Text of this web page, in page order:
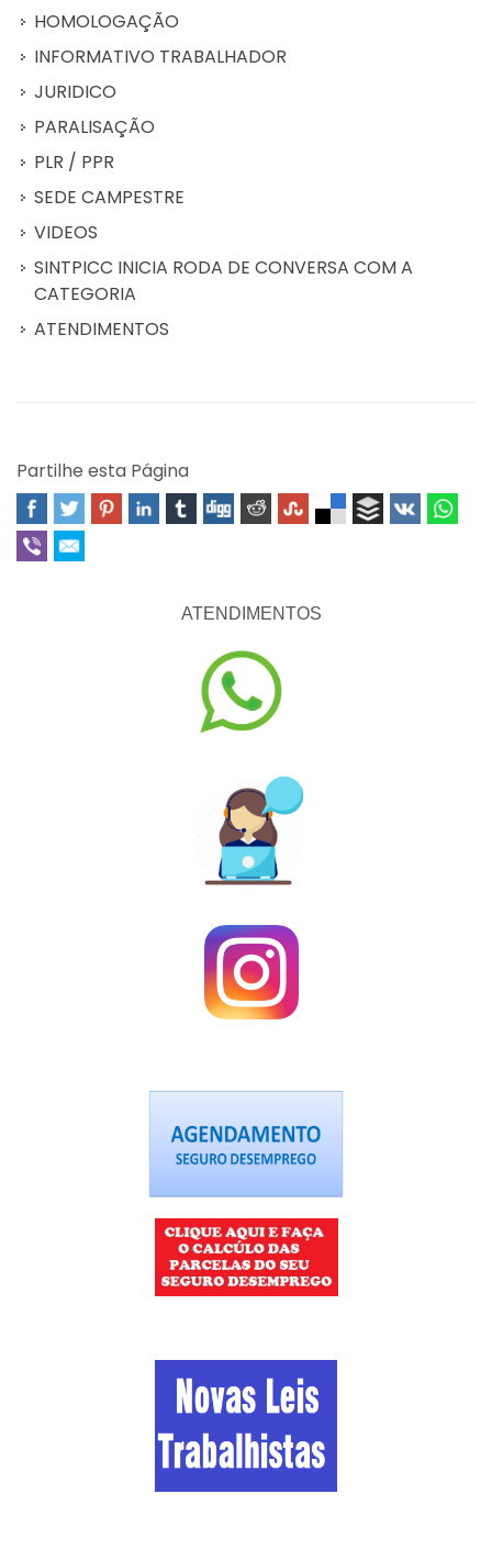
HOMOLOGAÇÃO
INFORMATIVO TRABALHADOR
JURIDICO
PARALISAÇÃO
PLR / PPR
SEDE CAMPESTRE
VIDEOS
SINTPICC INICIA RODA DE CONVERSA COM A
CATEGORIA
ATENDIMENTOS
Partilhe esta Página
ATENDIMENTOS